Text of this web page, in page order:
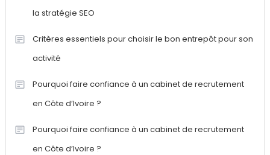
la stratégie SEO
Critères essentiels pour choisir le bon entrepôt pour son
activité
Pourquoi faire confiance à un cabinet de recrutement
en Côte d’Ivoire ?
Pourquoi faire confiance à un cabinet de recrutement
en Côte d’Ivoire ?